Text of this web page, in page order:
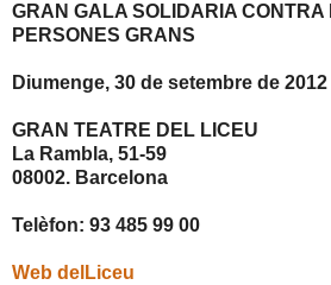
GRAN GALA SOLIDARIA CONTRA
PERSONES GRANS
Diumenge, 30 de setembre de 2012
GRAN TEATRE DEL LICEU
La Rambla, 51-59
08002. Barcelona
Telèfon: 93 485 99 00
Web delLiceu